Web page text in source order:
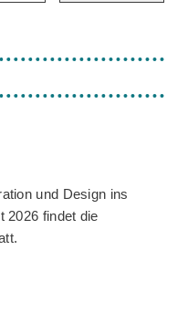
und Design ins
2026 findet die